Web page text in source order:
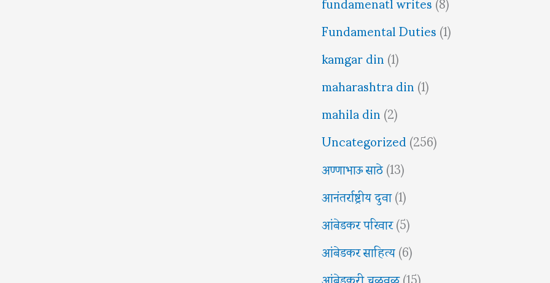
Fundamental Duties(1)
kamgar din(1)
maharashtra din(1)
mahila din(2)
Uncategorized(256)
अण्णाभाऊ साठे(13)
आनंतर्राष्ट्रीय दुवा(1)
आंबेडकर परिवार(5)
आंबेडकर साहित्य(6)